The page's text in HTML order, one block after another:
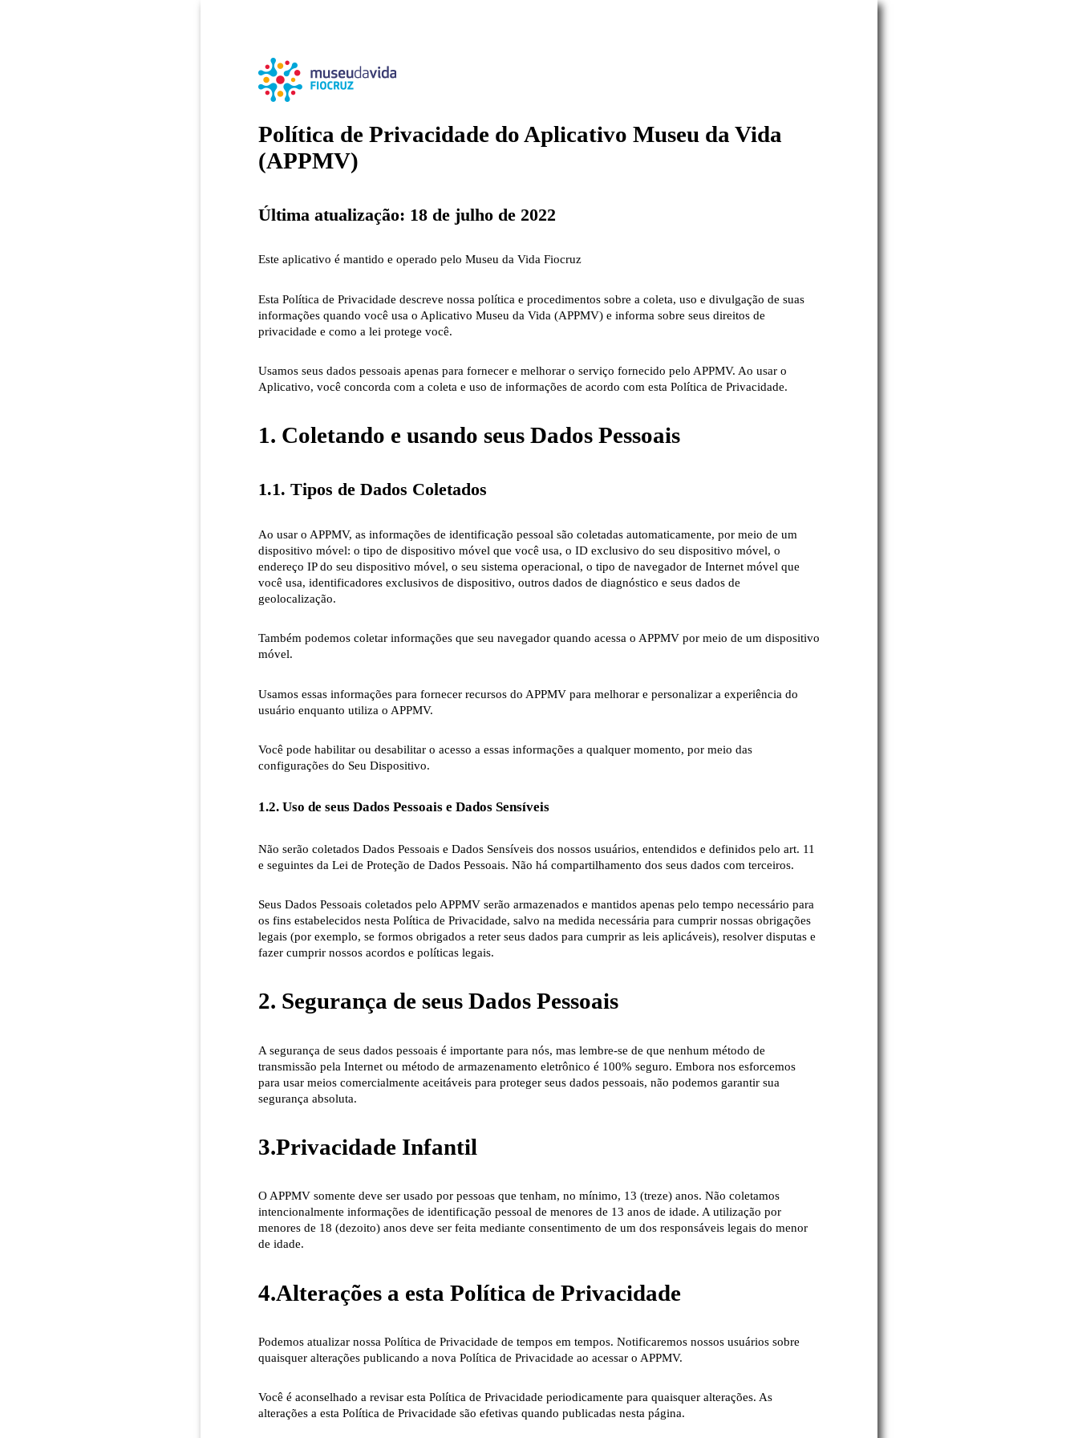
Política de Privacidade do Aplicativo Museu da Vida
(APPMV)
Última atualização: 18 de julho de 2022
Este aplicativo é mantido e operado pelo Museu da Vida Fiocruz
Esta Política de Privacidade descreve nossa política e procedimentos sobre a coleta, uso e divulgação de suas
informações quando você usa o Aplicativo Museu da Vida (APPMV) e informa sobre seus direitos de
privacidade e como a lei protege você.
Usamos seus dados pessoais apenas para fornecer e melhorar o serviço fornecido pelo APPMV. Ao usar o
Aplicativo, você concorda com a coleta e uso de informações de acordo com esta Política de Privacidade.
1. Coletando e usando seus Dados Pessoais
1.1. Tipos de Dados Coletados
Ao usar o APPMV, as informações de identificação pessoal são coletadas automaticamente, por meio de um
dispositivo móvel: o tipo de dispositivo móvel que você usa, o ID exclusivo do seu dispositivo móvel, o
endereço IP do seu dispositivo móvel, o seu sistema operacional, o tipo de navegador de Internet móvel que
você usa, identificadores exclusivos de dispositivo, outros dados de diagnóstico e seus dados de
geolocalização.
Também podemos coletar informações que seu navegador quando acessa o APPMV por meio de um dispositivo
móvel.
Usamos essas informações para fornecer recursos do APPMV para melhorar e personalizar a experiência do
usuário enquanto utiliza o APPMV.
Você pode habilitar ou desabilitar o acesso a essas informações a qualquer momento, por meio das
configurações do Seu Dispositivo.
1.2. Uso de seus Dados Pessoais e Dados Sensíveis
Não serão coletados Dados Pessoais e Dados Sensíveis dos nossos usuários, entendidos e definidos pelo art. 11
e seguintes da Lei de Proteção de Dados Pessoais. Não há compartilhamento dos seus dados com terceiros.
Seus Dados Pessoais coletados pelo APPMV serão armazenados e mantidos apenas pelo tempo necessário para
os fins estabelecidos nesta Política de Privacidade, salvo na medida necessária para cumprir nossas obrigações
legais (por exemplo, se formos obrigados a reter seus dados para cumprir as leis aplicáveis), resolver disputas e
fazer cumprir nossos acordos e políticas legais.
2. Segurança de seus Dados Pessoais
A segurança de seus dados pessoais é importante para nós, mas lembre-se de que nenhum método de
transmissão pela Internet ou método de armazenamento eletrônico é 100% seguro. Embora nos esforcemos
para usar meios comercialmente aceitáveis para proteger seus dados pessoais, não podemos garantir sua
segurança absoluta.
3.Privacidade Infantil
O APPMV somente deve ser usado por pessoas que tenham, no mínimo, 13 (treze) anos. Não coletamos
intencionalmente informações de identificação pessoal de menores de 13 anos de idade. A utilização por
menores de 18 (dezoito) anos deve ser feita mediante consentimento de um dos responsáveis legais do menor
de idade.
4.Alterações a esta Política de Privacidade
Podemos atualizar nossa Política de Privacidade de tempos em tempos. Notificaremos nossos usuários sobre
quaisquer alterações publicando a nova Política de Privacidade ao acessar o APPMV.
Você é aconselhado a revisar esta Política de Privacidade periodicamente para quaisquer alterações. As
alterações a esta Política de Privacidade são efetivas quando publicadas nesta página.